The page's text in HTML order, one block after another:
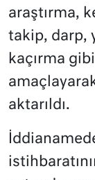
araştırma,
takip, darp,
kaçırma
aktarıldı.